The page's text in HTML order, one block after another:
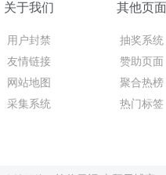
关于我们
用户封禁
友情链接
网站地图
采集系统
其他页面
抽奖系统
赞助页面
聚合热榜
热门标签